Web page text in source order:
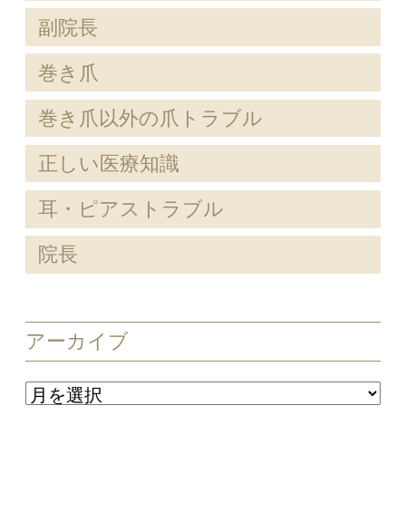
副院長
巻き爪
巻き爪以外の爪トラブル
正しい医療知識
耳・ピアストラブル
院長
アーカイブ